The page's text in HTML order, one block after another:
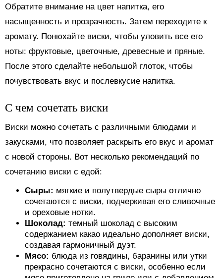
Обратите внимание на цвет напитка, его
насыщенность и прозрачность. Затем переходите к
аромату. Понюхайте виски, чтобы уловить все его
ноты: фруктовые, цветочные, древесные и пряные.
После этого сделайте небольшой глоток, чтобы
почувствовать вкус и послевкусие напитка.
С чем сочетать виски
Виски можно сочетать с различными блюдами и
закусками, что позволяет раскрыть его вкус и аромат
с новой стороны. Вот несколько рекомендаций по
сочетанию виски с едой:
Сыры: мягкие и полутвердые сыры отлично
сочетаются с виски, подчеркивая его сливочные
и ореховые нотки.
Шоколад: темный шоколад с высоким
содержанием какао идеально дополняет виски,
создавая гармоничный дуэт.
Мясо: блюда из говядины, баранины или утки
прекрасно сочетаются с виски, особенно если